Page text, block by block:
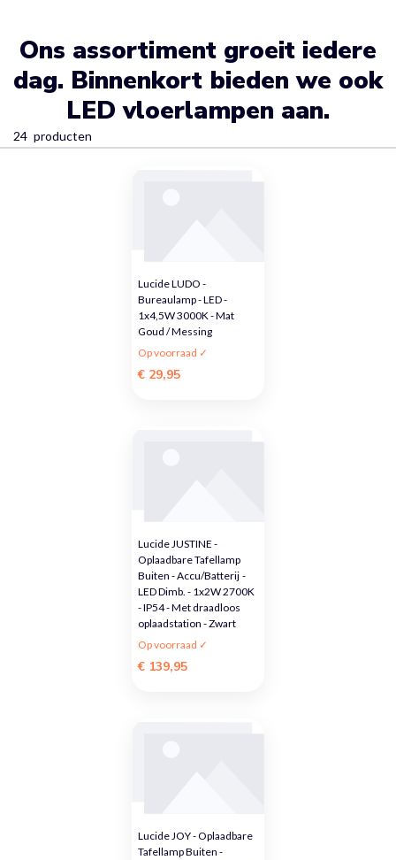
Ons assortiment groeit iedere
dag. Binnenkort bieden we ook
LED vloerlampen aan.
24 producten
Lucide LUDO -
Bureaulamp - LED -
1x4,5W 3000K - Mat
Goud / Messing
Op voorraad ✓
€ 29,95
Lucide JUSTINE -
Oplaadbare Tafellamp
Buiten - Accu/Batterij -
LED Dimb. - 1x2W 2700K
- IP54 - Met draadloos
oplaadstation - Zwart
Op voorraad ✓
€ 139,95
Lucide JOY - Oplaadbare
Tafellamp Buiten -